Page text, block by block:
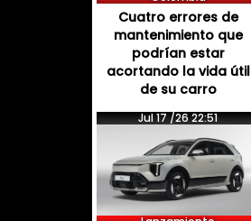
Cuatro errores de
mantenimiento que
podrían estar
acortando la vida útil
de su carro
Jul 17 /26 22:51